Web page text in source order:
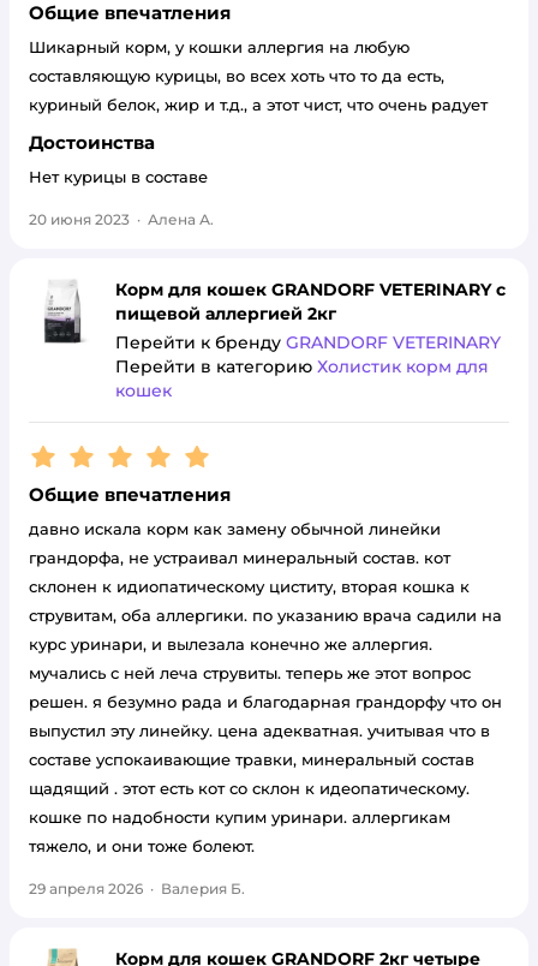
Общие впечатления
Шикарный корм, у кошки аллергия на любую
составляющую курицы, во всех хоть что то да есть,
куриный белок, жир и т.д., а этот чист, что очень радует
Достоинства
Нет курицы в составе
20 июня 2023 · Алена А.
Корм для кошек GRANDORF VETERINARY с
пищевой аллергией 2кг
Перейти к бренду GRANDORF VETERINARY
Перейти в категорию Холистик корм для
кошек
Рейтинг:5
Общие впечатления
давно искала корм как замену обычной линейки
грандорфа, не устраивал минеральный состав. кот
склонен к идиопатическому циститу, вторая кошка к
струвитам, оба аллергики. по указанию врача садили на
курс уринари, и вылезала конечно же аллергия.
мучались с ней леча струвиты. теперь же этот вопрос
решен. я безумно рада и благодарная грандорфу что он
выпустил эту линейку. цена адекватная. учитывая что в
составе успокаивающие травки, минеральный состав
щадящий . этот есть кот со склон к идеопатическому.
кошке по надобности купим уринари. аллергикам
тяжело, и они тоже болеют.
29 апреля 2026 · Валерия Б.
Корм для кошек GRANDORF 2кг четыре